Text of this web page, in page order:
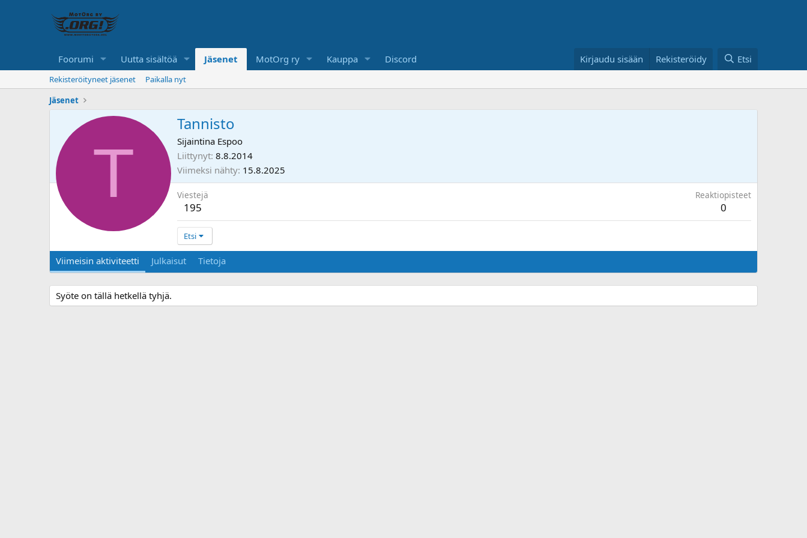
Foorumi Uutta sisältöä Jäsenet MotOrg ry Kauppa Discord Kirjaudu sisään Rekisteröidy Etsi
Rekisteröityneet jäsenet
Paikalla nyt
Jäsenet
T
Tannisto
Sijaintina Espoo
Liittynyt 8.8.2014
Viimeksi nähty 15.8.2025
Viestejä
195
Reaktiopisteet
0
Etsi
Viimeisin aktiviteetti Julkaisut Tietoja
Syöte on tällä hetkellä tyhjä.